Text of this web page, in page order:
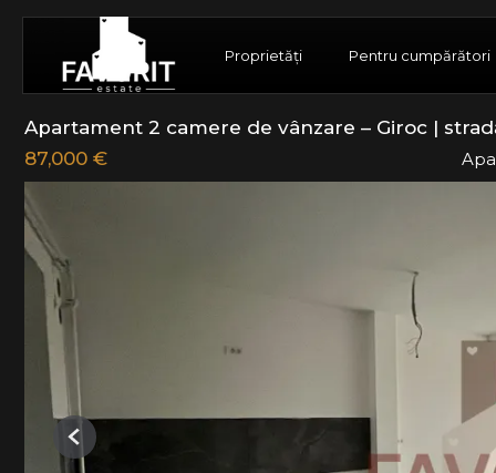
Proprietăți Pentru cumpărători
Apartament 2 camere de vânzare – Giroc |
87,000 €
Previous